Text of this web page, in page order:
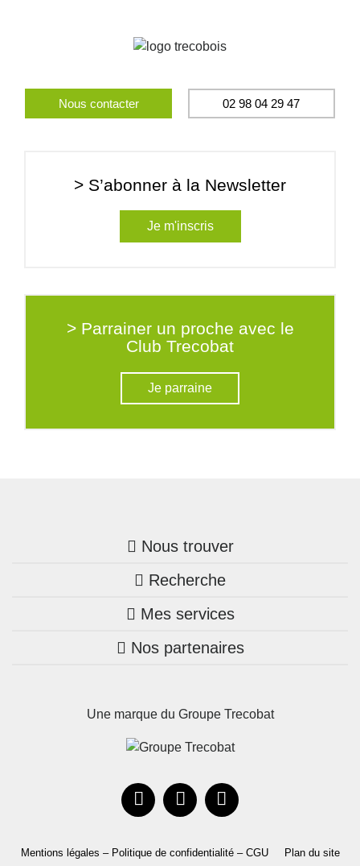
Nous contacter 02 98 04 29 47
> S’abonner à la Newsletter
Je m'inscris
> Parrainer un proche avec le
Club Trecobat
Je parraine
Nous trouver
Trouver une agence
Bretagne
Pays de la Loire
Occitanie
Recherche
Nos annonces
Maison + terrain
Mes services
Mon compte Trecobois
Parrainez un proche!
Nos partenaires
Une marque du Groupe Trecobat
Mentions légales – Politique de confidentialité – CGU Plan du site